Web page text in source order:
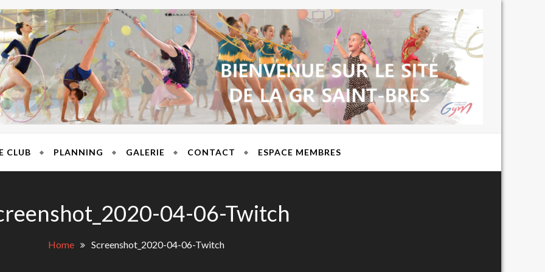
BRES
CLUB PLANNING GALERIE CONTACT ESPACE MEMBRES
04-06-Twitch
Home Screenshot_2020-04-06-Twitch